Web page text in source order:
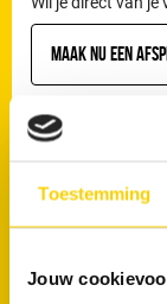
Toestemming
Jouw
Maak nu een
Veelgestelde
rioolleidingen?